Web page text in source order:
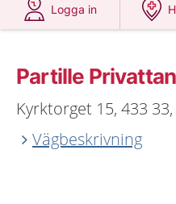
Logga in
Partille
Kyrktorget 15, 433
Vägbeskrivning